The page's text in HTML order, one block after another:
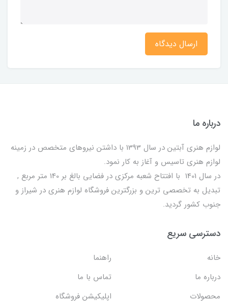
ارسال دیدگاه
درباره ما
لوازم هنری آبتین در سال 1393 با داشتن نیروهای متخصص در زمینه
لوازم هنری تاسیس و آغاز به کار نمود.
در سال 1401 با افتتاح شعبه مرکزی در فضایی بالغ بر 140 متر مربع ,
تبدیل به تخصصی ترین و بزرگترین فروشگاه لوازم هنری در شیراز و
جنوب کشور گردید.
دسترسی سریع
خانه
راهنما
درباره ما
تماس با ما
محصولات
اپلیکیشن فروشگاه